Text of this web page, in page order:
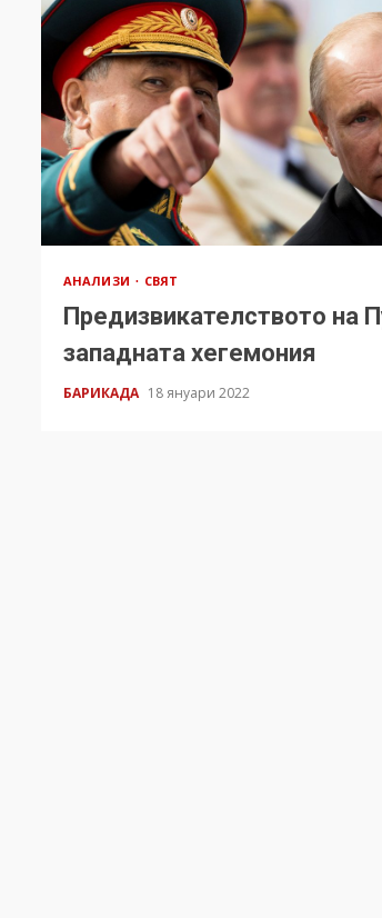
АНАЛИЗИ СВЯТ
Предизвикателството на
западната хегемония
БАРИКАДА 18 януари 2022